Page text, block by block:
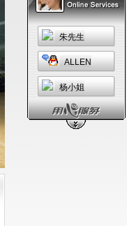
朱先生
ALLEN
杨小姐